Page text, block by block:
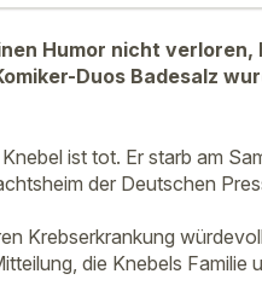
Humor nicht verloren,
Duos Badesalz
ist tot. Er starb am
der Deutschen
Krebserkrankung
die Knebels